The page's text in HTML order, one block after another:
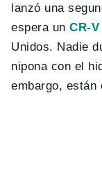
lanzó una
espera unCR-V
Unidos. Nadie
nipona con el
embargo, están